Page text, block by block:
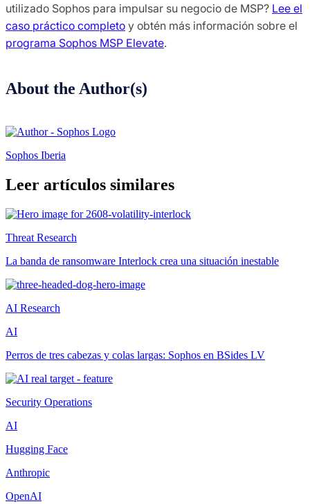
utilizado Sophos para impulsar su negocio de MSP? Lee el
caso práctico completo y obtén más información sobre el
programa Sophos MSP Elevate.
About the Author(s)
Sophos Iberia
Leer artículos similares
Threat Research
La banda de ransomware Interlock crea una situación inestable
AI Research
AI
Perros de tres cabezas y colas largas: Sophos en BSides LV
Security Operations
AI
Hugging Face
Anthropic
OpenAI